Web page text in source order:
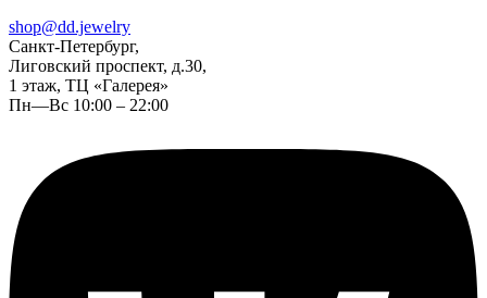
shop@dd.jewelry
Санкт-Петербург,
Лиговский проспект, д.30,
1 этаж, ТЦ «Галерея»
Пн—Вс 10:00 – 22:00